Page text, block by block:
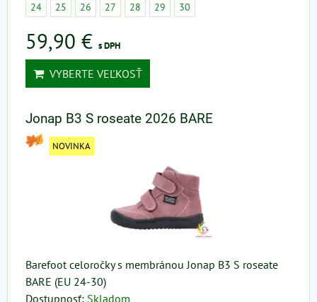
24 25 26 27 28 29 30
59,90 € s DPH
VYBERTE VEĽKOSŤ
Jonap B3 S roseate 2026 BARE
NOVINKA
Barefoot celoročky s membránou Jonap B3 S roseate
BARE (EU 24-30)
Dostupnosť: Skladom